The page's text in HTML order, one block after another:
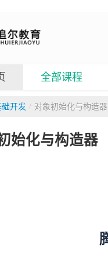
全部课程
开发 / 对象初始化与构造器
始化与构造器